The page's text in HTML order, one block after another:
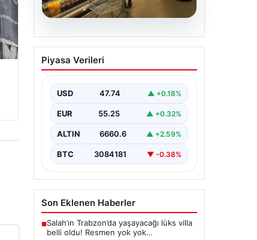
07.08.2026
Enflasyon verileri ne
zaman açıklanacak?
enflasyon verileri
Piyasa Verileri
USD 47.74 ▲ +0.18%
EUR 55.25 ▲ +0.32%
ALTIN 6660.6 ▲ +2.59%
BTC 3084181 ▼ -0.38%
Son Eklenen Haberler
■Salah’ın Trabzon’da yaşayacağı lüks villa
belli oldu! Resmen yok yok…